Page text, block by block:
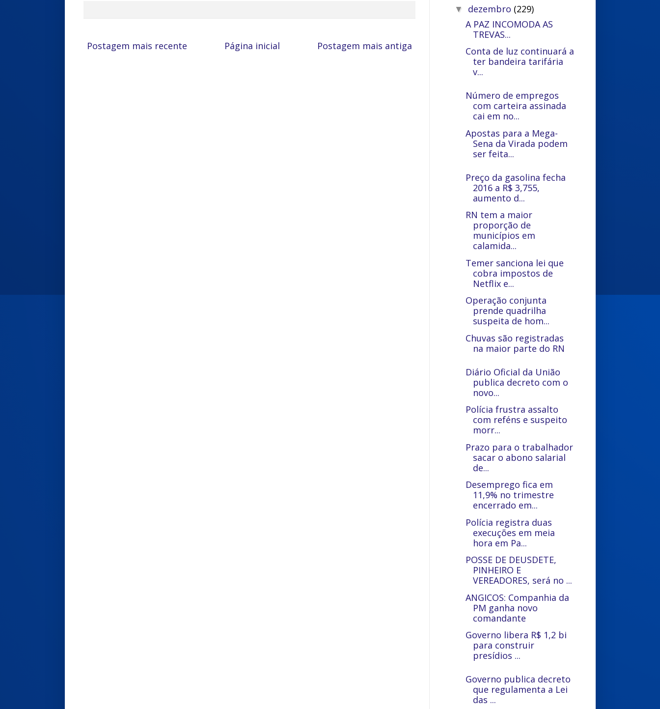
Postagem mais recente Postagem mais antiga
Página inicial
▼ dezembro (229)
A PAZ INCOMODA AS
TREVAS...
Conta de luz continuará a
ter bandeira tarifária
v...
Número de empregos
com carteira assinada
cai em no...
Apostas para a Mega-
Sena da Virada podem
ser feita...
Preço da gasolina fecha
2016 a R$ 3,755,
aumento d...
RN tem a maior
proporção de
municípios em
calamida...
Temer sanciona lei que
cobra impostos de
Netflix e...
Operação conjunta
prende quadrilha
suspeita de hom...
Chuvas são registradas
na maior parte do RN
Diário Oficial da União
publica decreto com o
novo...
Polícia frustra assalto
com reféns e suspeito
morr...
Prazo para o trabalhador
sacar o abono salarial
de...
Desemprego fica em
11,9% no trimestre
encerrado em...
Polícia registra duas
execuções em meia
hora em Pa...
POSSE DE DEUSDETE,
PINHEIRO E
VEREADORES, será no ...
ANGICOS: Companhia da
PM ganha novo
comandante
Governo libera R$ 1,2 bi
para construir
presídios ...
Governo publica decreto
que regulamenta a Lei
das ...